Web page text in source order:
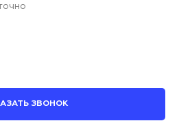
комментарий*
ЗВОНОК